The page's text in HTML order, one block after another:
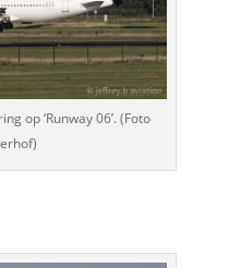
op ‘Runway 06’. (Foto